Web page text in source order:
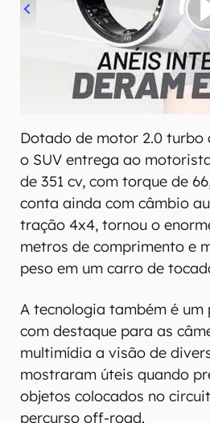
00:00/21:11
Dotado de motor 2.0
o SUV entrega ao
de 351 cv, com torque de
conta ainda com câmbio
tração 4x4, tornou o
metros de comprimento e
peso em um carro de
A tecnologia também é
com destaque para as
multimídia a visão de
mostraram úteis quando
objetos colocados no
percurso off-road.